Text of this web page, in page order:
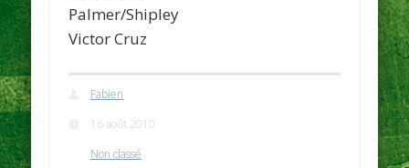
Palmer/Shipley
Victor Cruz
Fabien
16 août 2010
Non classé